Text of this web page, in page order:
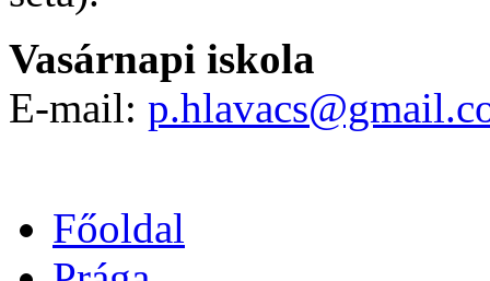
Vasárnapi iskola
E-mail:
Főoldal